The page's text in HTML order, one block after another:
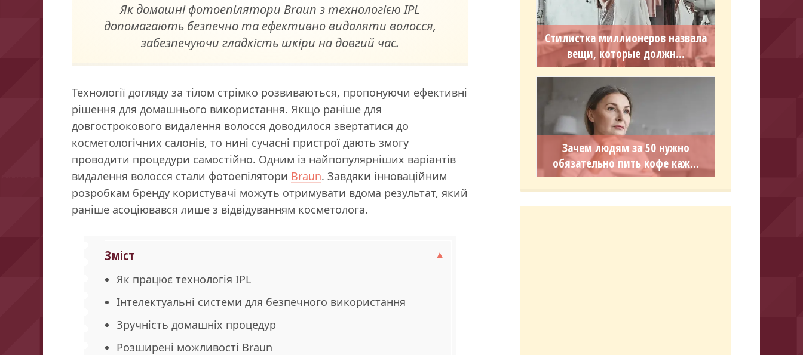
Як домашні фотоепілятори Braun з технологією IPL
допомагають безпечно та ефективно видаляти волосся,
забезпечуючи гладкість шкіри на довгий час.
Технології догляду за тілом стрімко розвиваються, пропонуючи ефективні
рішення для домашнього використання. Якщо раніше для
довгострокового видалення волосся доводилося звертатися до
косметологічних салонів, то нині сучасні пристрої дають змогу
проводити процедури самостійно. Одним із найпопулярніших варіантів
видалення волосся стали фотоепілятори Braun. Завдяки інноваційним
розробкам бренду користувачі можуть отримувати вдома результат, який
раніше асоціювався лише з відвідуванням косметолога.
Зміст
Як працює технологія IPL
Інтелектуальні системи для безпечного використання
Зручність домашніх процедур
Розширені можливості Braun
Стилистка миллионеров назвала
вещи, которые должн...
Зачем людям за 50 нужно
обязательно пить кофе каж...